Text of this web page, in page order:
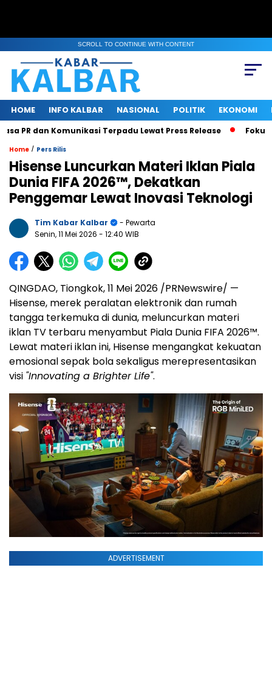
SCROLL TO CONTINUE WITH CONTENT
HOME INFO KALBAR NASIONAL POLITIK EKONOMI
dan Komunikasi Terpadu Lewat Press Release Fokus
Home / Pers Rilis
Hisense Luncurkan Materi Iklan Piala
Dunia FIFA 2026™, Dekatkan
Penggemar Lewat Inovasi Teknologi
Tim Kabar Kalbar
- Pewarta
Senin, 11 Mei 2026 - 12:40 WIB
QINGDAO, Tiongkok, 11 Mei 2026 /PRNewswire/ —
Hisense, merek peralatan elektronik dan rumah
tangga terkemuka di dunia, meluncurkan materi
iklan TV terbaru menyambut Piala Dunia FIFA 2026™.
Lewat materi iklan ini, Hisense mengangkat kekuatan
emosional sepak bola sekaligus merepresentasikan
visi "Innovating a Brighter Life".
ADVERTISEMENT